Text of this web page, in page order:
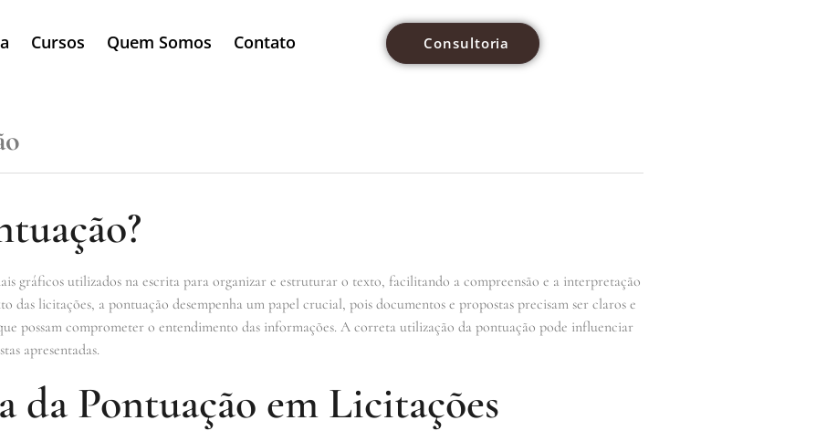
Cursos Quem Somos Contato Consultoria
gráficos utilizados na escrita para organizar e estruturar o texto, facilitando a compreensão e a interpretação
das licitações, a pontuação desempenha um papel crucial, pois documentos e propostas precisam ser claros e
possam comprometer o entendimento das informações. A correta utilização da pontuação pode influenciar
apresentadas.
da Pontuação em Licitações